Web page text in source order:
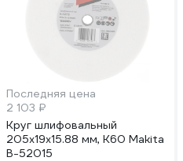
Последняя цена
2 103 ₽
Круг шлифовальный
205x19x15.88 мм, К60 Makita
B-52015